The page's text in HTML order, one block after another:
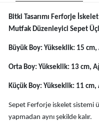
Bitki Tasarımı Ferforje
Mutfak Düzenleyici Sepet
Büyük Boy: Yükseklik: 15 cm,
Orta Boy: Yükseklik: 13 cm,
Küçük Boy: Yükseklik: 11 cm,
Sepet Ferforje iskelet sistemi
yapmadan aynı şekilde kalır.